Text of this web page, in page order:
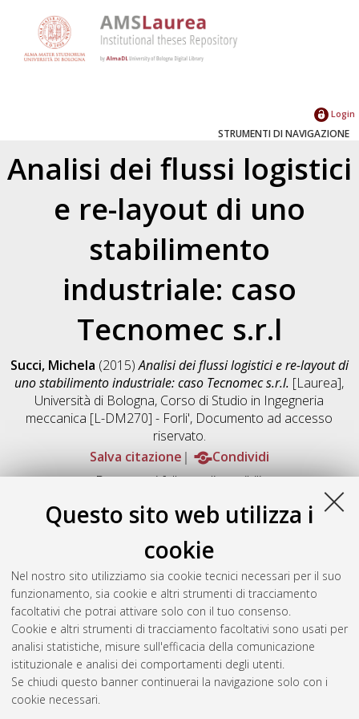
Questo sito web utilizza i
cookie
Nel nostro sito utilizziamo sia cookie tecnici necessari per il suo
funzionamento, sia cookie e altri strumenti di tracciamento
facoltativi che potrai attivare solo con il tuo consenso.
Cookie e altri strumenti di tracciamento facoltativi sono usati per
analisi statistiche, misure sull'efficacia della comunicazione
istituzionale e analisi dei comportamenti degli utenti.
Se chiudi questo banner continuerai la navigazione solo con i
cookie necessari.
Login
STRUMENTI DI NAVIGAZIONE
Analisi dei flussi logistici
e re-layout di uno
stabilimento
industriale: caso
Tecnomec s.r.l
Succi, Michela (2015)Analisi dei flussi logistici e re-layout di
uno stabilimento industriale: caso Tecnomec s.r.l. [Laurea],
Università di Bologna, Corso di Studio in Ingegneria
meccanica [L-DM270] - Forli', Documento ad accesso
riservato.
Salva citazione
Condividi
Documenti full-text disponibili:
Documento PDF
Full-text non accessibile fino al 1 Gennaio 2050.
| Contatta l'autore
Abstract
Altri metadati
Gestione del documento: